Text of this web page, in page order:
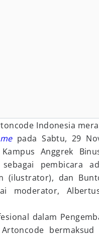
Indonesia
pada Sabtu, 29
Anggrek
pembicara
(ilustrator), dan
moderator,
dalam
bermaksud